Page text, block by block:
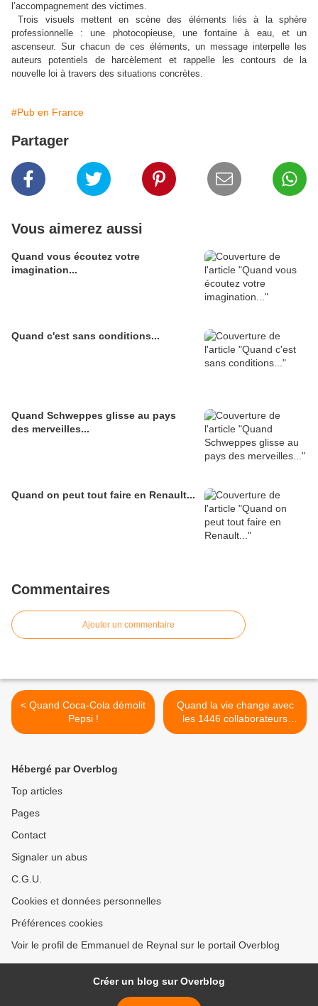
l’accompagnement des victimes.
Trois visuels mettent en scène des éléments liés à la sphère
professionnelle : une photocopieuse, une fontaine à eau, et un
ascenseur. Sur chacun de ces éléments, un message interpelle les
auteurs potentiels de harcèlement et rappelle les contours de la
nouvelle loi à travers des situations concrètes.
#Pub en France
Partager
Vous aimerez aussi
Quand vous écoutez votre
imagination...
Quand c'est sans conditions...
Quand Schweppes glisse au pays
des merveilles...
Quand on peut tout faire en Renault...
Commentaires
Ajouter un commentaire
< Quand Coca-Cola démolit
Pepsi !
Quand la vie change avec
les 1446 collaborateurs
d'Orange Caraïbe. >
Hébergé par Overblog
Top articles
Pages
Contact
Signaler un abus
C.G.U.
Cookies et données personnelles
Préférences cookies
Voir le profil de Emmanuel de Reynal sur le portail Overblog
Créer un blog sur Overblog